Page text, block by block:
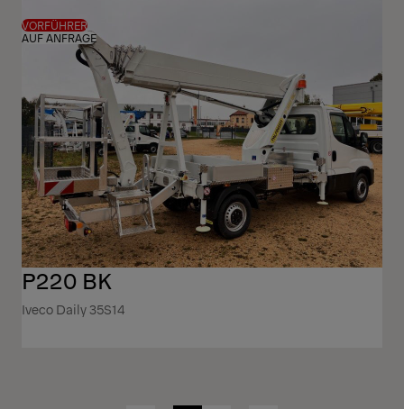
VORFÜHRER
AUF ANFRAGE
P220 BK
Iveco Daily 35S14